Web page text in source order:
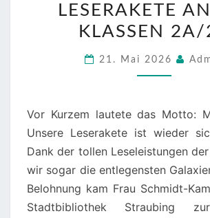
AN
LESERAKETE
KLASSEN 2A/
21. Mai 2026
Vor Kurzem lautete das Motto:
Unsere Leserakete ist wieder
Dank der tollen Leseleistungen
wir sogar die entlegensten
Belohnung kam Frau Schmidt-
Stadtbibliothek Straubing